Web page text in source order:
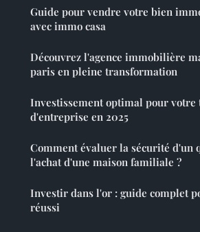
Guide pour vendre votre bien
avec immo casa
Découvrez l'agence immobilière
paris en pleine transformation
Investissement optimal pour votre
d'entreprise en 2025
Comment évaluer la sécurité d'un
l'achat d'une maison familiale ?
Investir dans l'or : guide complet
réussi